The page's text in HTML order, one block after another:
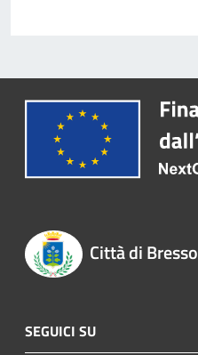
Città di Bresso
SEGUICI SU